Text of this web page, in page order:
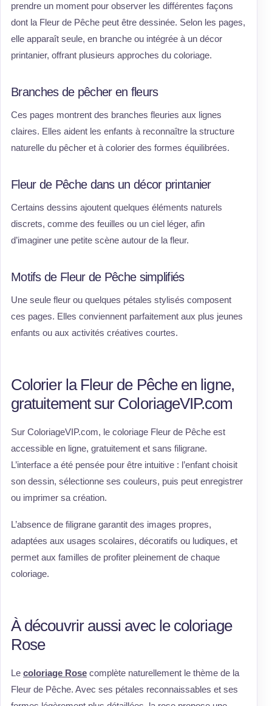
prendre un moment pour observer les différentes façons
dont la Fleur de Pêche peut être dessinée. Selon les pages,
elle apparaît seule, en branche ou intégrée à un décor
printanier, offrant plusieurs approches du coloriage.
Branches de pêcher en fleurs
Ces pages montrent des branches fleuries aux lignes
claires. Elles aident les enfants à reconnaître la structure
naturelle du pêcher et à colorier des formes équilibrées.
Fleur de Pêche dans un décor printanier
Certains dessins ajoutent quelques éléments naturels
discrets, comme des feuilles ou un ciel léger, afin
d’imaginer une petite scène autour de la fleur.
Motifs de Fleur de Pêche simplifiés
Une seule fleur ou quelques pétales stylisés composent
ces pages. Elles conviennent parfaitement aux plus jeunes
enfants ou aux activités créatives courtes.
Colorier la Fleur de Pêche en ligne,
gratuitement sur ColoriageVIP.com
Sur ColoriageVIP.com, le coloriage Fleur de Pêche est
accessible en ligne, gratuitement et sans filigrane.
L’interface a été pensée pour être intuitive : l’enfant choisit
son dessin, sélectionne ses couleurs, puis peut enregistrer
ou imprimer sa création.
L’absence de filigrane garantit des images propres,
adaptées aux usages scolaires, décoratifs ou ludiques, et
permet aux familles de profiter pleinement de chaque
coloriage.
À découvrir aussi avec le coloriage
Rose
Le coloriage Rose complète naturellement le thème de la
Fleur de Pêche. Avec ses pétales reconnaissables et ses